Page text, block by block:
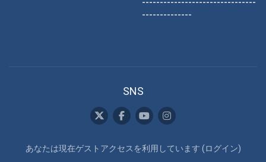
--------------------------------
--------------
SNS
あなたは現在ゲストアクセスを利用しています (ログイン)